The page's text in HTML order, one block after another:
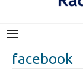
facebook